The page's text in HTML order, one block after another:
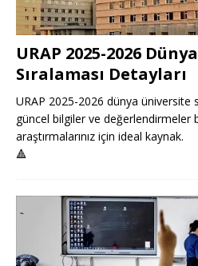
URAP 2025-2026
Sıralaması Detayları
URAP 2025-2026 dünya üniversite
güncel bilgiler ve değerlendirmeler
araştırmalarınız için ideal kaynak.
🔺